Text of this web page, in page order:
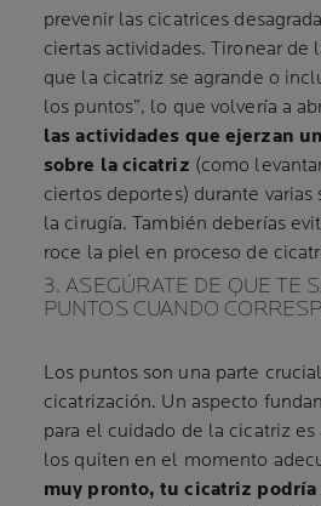
prevenir las cicatrices
ciertas actividades. Tironear de
que la cicatriz se agrande o
los puntos”, lo que volvería a
las actividades que ejerzan
sobre la cicatriz (como
ciertos deportes) durante varias
la cirugía. También deberías
roce la piel en proceso de
3. ASEGÚRATE DE QUE TE
PUNTOS CUANDO
Los puntos son una parte
cicatrización. Un aspecto
para el cuidado de la cicatriz
los quiten en el momento
muy pronto, tu cicatriz